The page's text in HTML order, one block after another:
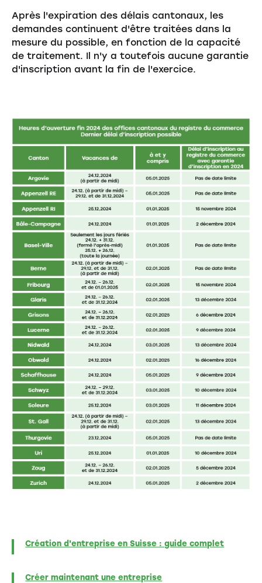
Après l'expiration des délais cantonaux, les
demandes continuent d'être traitées dans la
mesure du possible, en fonction de la capacité
de traitement. Il n'y a toutefois aucune garantie
d'inscription avant la fin de l'exercice.
Création d'entreprise en Suisse : guide complet
Créer maintenant une entreprise